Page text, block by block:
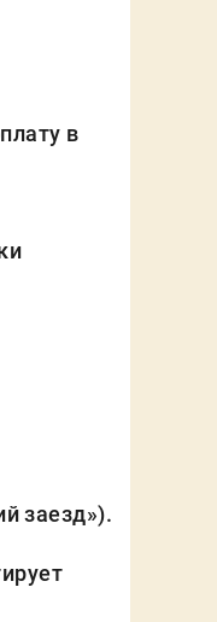
в
заезд»).